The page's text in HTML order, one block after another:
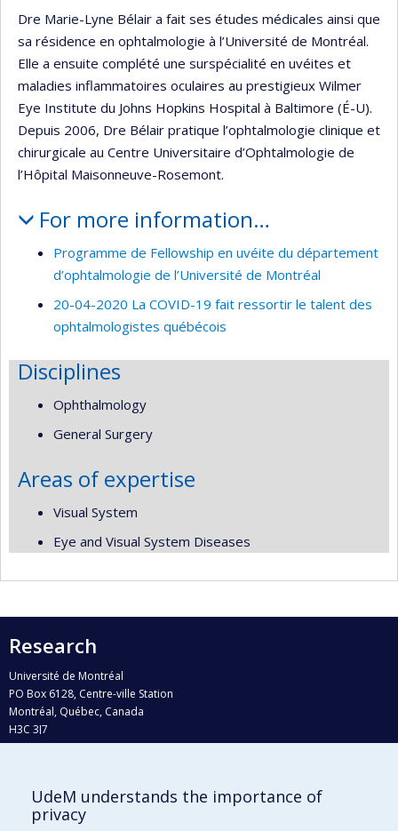
Dre Marie-Lyne Bélair a fait ses études médicales ainsi que
sa résidence en ophtalmologie à l’Université de Montréal.
Elle a ensuite complété une surspécialité en uvéites et
maladies inflammatoires oculaires au prestigieux Wilmer
Eye Institute du Johns Hopkins Hospital à Baltimore (É-U).
Depuis 2006, Dre Bélair pratique l’ophtalmologie clinique et
chirurgicale au Centre Universitaire d’Ophtalmologie de
l’Hôpital Maisonneuve-Rosemont.
For more information…
Programme de Fellowship en uvéite du département
d’ophtalmologie de l’Université de Montréal
20-04-2020 La COVID-19 fait ressortir le talent des
ophtalmologistes québécois
Disciplines
Ophthalmology
General Surgery
Areas of expertise
Visual System
Eye and Visual System Diseases
Research
Université de Montréal
PO Box 6128, Centre-ville Station
Montréal, Québec, Canada
H3C 3J7
Who does what?
UdeM understands the importance of
privacy